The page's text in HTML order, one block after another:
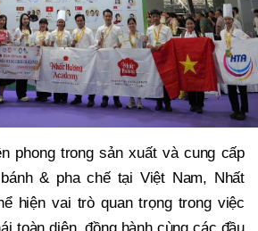
phong trong sản xuất và cung cấp
& pha chế tại Việt Nam, Nhất
hiện vai trò quan trọng trong việc